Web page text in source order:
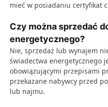
mieć w posiadaniu certyfikat
Czy można sprzedać
energetycznego?
Nie, sprzedaż lub wynajem
świadectwa energetycznego
obowiązującymi przepisami
przekazane nabywcy przed
lub najmu.